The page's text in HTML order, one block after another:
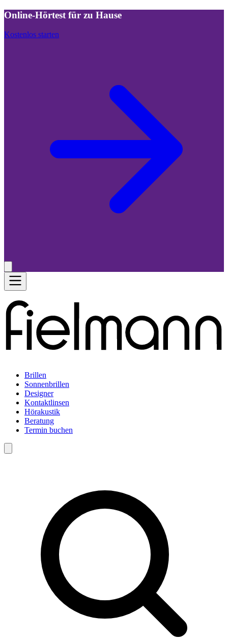
Online-Hörtest für zu Hause
Kostenlos starten
Brillen
Sonnenbrillen
Designer
Kontaktlinsen
Hörakustik
Beratung
Termin buchen